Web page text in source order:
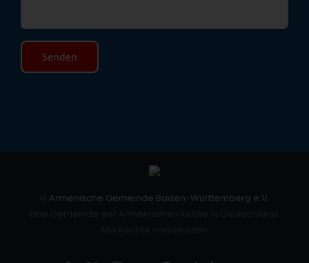
Armenische Gemeinde Baden-Württemberg e.V.